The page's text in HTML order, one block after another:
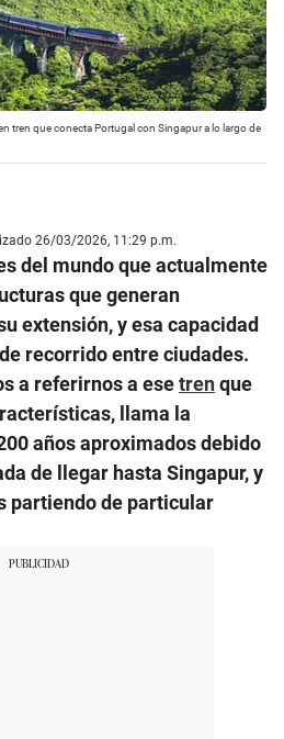
tren que conecta Portugal con Singapur a lo largo de
26/03/2026, 11:29 p.m.
del mundo que actualmente
que generan
extensión, y esa capacidad
recorrido entre ciudades.
a referirnos a esetrenque
llama la
años aproximados debido
de llegar hasta Singapur, y
partiendo de particular